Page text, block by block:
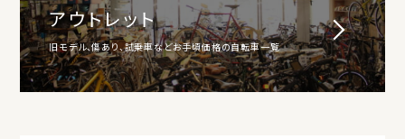
アウトレット
旧モデル、傷あり、試乗車などお手頃価格の自転車一覧